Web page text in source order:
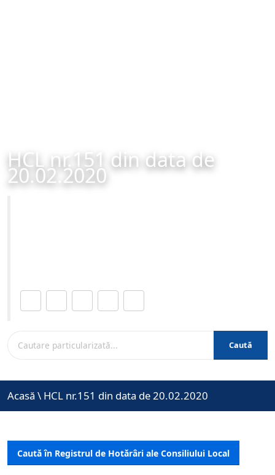
HCL nr.151 din data de
20.02.2020
Caută
Acasă \ HCL nr.151 din data de 20.02.2020
Caută în Registrul de Hotărâri ale Consiliului Local